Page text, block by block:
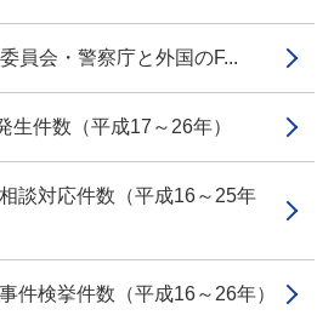
員会・警察庁と外国のF...
件数（平成17～26年）
談対応件数（平成16～25年
件検挙件数（平成16～26年）